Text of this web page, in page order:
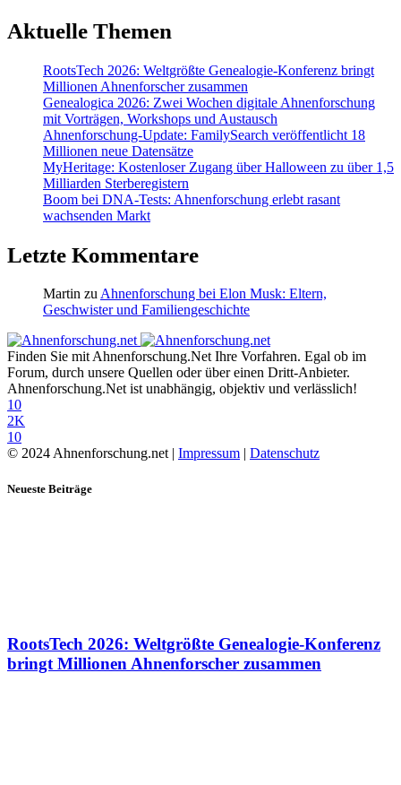
Aktuelle Themen
RootsTech 2026: Weltgrößte Genealogie-Konferenz bringt
Millionen Ahnenforscher zusammen
Genealogica 2026: Zwei Wochen digitale Ahnenforschung
mit Vorträgen, Workshops und Austausch
Ahnenforschung-Update: FamilySearch veröffentlicht 18
Millionen neue Datensätze
MyHeritage: Kostenloser Zugang über Halloween zu über 1,5
Milliarden Sterberegistern
Boom bei DNA-Tests: Ahnenforschung erlebt rasant
wachsenden Markt
Letzte Kommentare
Martin zuAhnenforschung bei Elon Musk: Eltern,
Geschwister und Familiengeschichte
Finden Sie mit Ahnenforschung.Net Ihre Vorfahren. Egal ob im
Forum, durch unsere Quellen oder über einen Dritt-Anbieter.
Ahnenforschung.Net ist unabhängig, objektiv und verlässlich!
10
2K
10
© 2024 Ahnenforschung.net | Impressum | Datenschutz
Neueste Beiträge
RootsTech 2026: Weltgrößte Genealogie-Konferenz
bringt Millionen Ahnenforscher zusammen